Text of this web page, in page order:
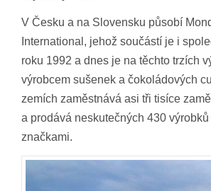
V Česku a na Slovensku působí
International, jehož součástí je i
roku 1992 a dnes je na těchto trzích
výrobcem sušenek a čokoládových
zemích zaměstnává asi tři tisíce
a prodává neskutečných 430 výrobků
značkami.